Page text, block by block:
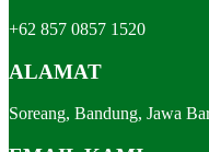
+62 857 0857 1520
ALAMAT
Soreang, Bandung, Jawa